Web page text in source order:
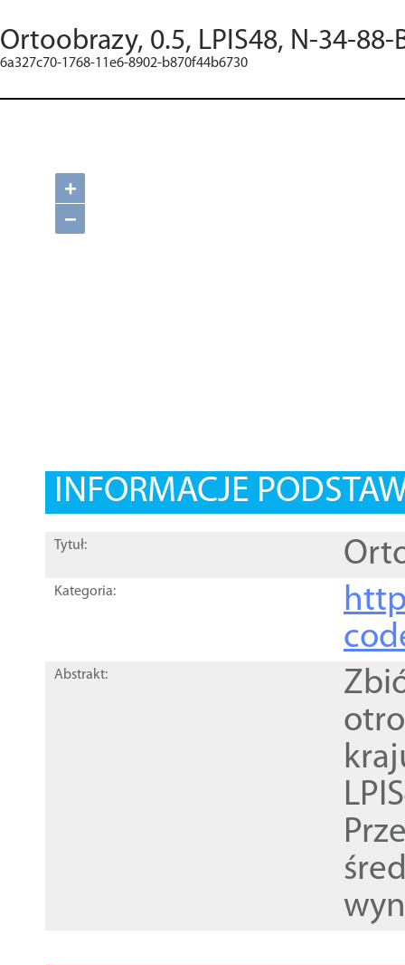
Ortoobrazy, 0.5, LPIS48, N-34-88-
6a327c70-1768-11e6-8902-b870f44b6730
+
−
INFORMACJE
Tytuł:
Kategoria:
Abstrakt: